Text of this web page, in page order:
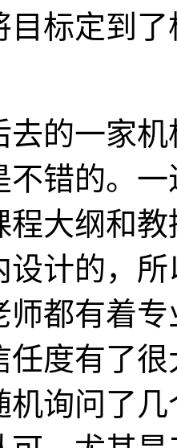
目标定到
去的一家
不错的。
程大纲和
设计的，
师都有着
任度有了
机询问了